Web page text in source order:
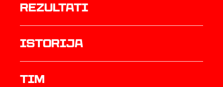
rezultati
istorija
TIM